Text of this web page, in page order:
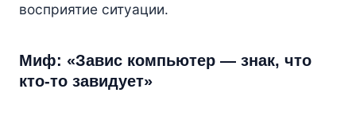
восприятие ситуации.
Миф: «Завис компьютер — знак, что
кто-то завидует»